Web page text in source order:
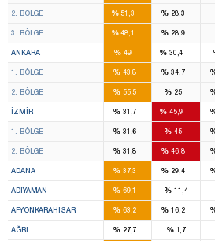
2. BÖLGE %51,3 % 28,3
3. BÖLGE %48,1 % 28,9
ANKARA % 49 %30,4
1. BÖLGE %43,8 % 34,7
2. BÖLGE %55,5 % 25
İZMIR %31,7 %45,9
1. BÖLGE %31,6 % 45
2. BÖLGE %31,8 % 46,8
ADANA %37,3 % 29,4
ADIYAMAN %69,1 % 11,4
AFYONKARAHISAR %63,2 % 16,2
AĞRI %27,7 %1,7